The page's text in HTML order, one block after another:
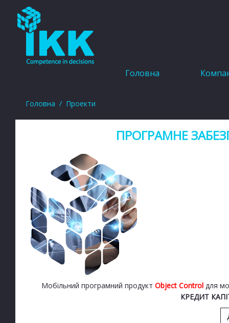
Головна
Головна Проекти
ПРОГРАМНЕ
Мобільний програмний продукт Object Control для
КРЕДИТ